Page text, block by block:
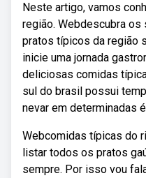
Neste artigo, vamos
região. Webdescubra
pratos típicos da região
inicie uma jornada
deliciosas comidas
sul do brasil possui
nevar em determinadas
Webcomidas típicas do
listar todos os pratos
sempre. Por isso vou